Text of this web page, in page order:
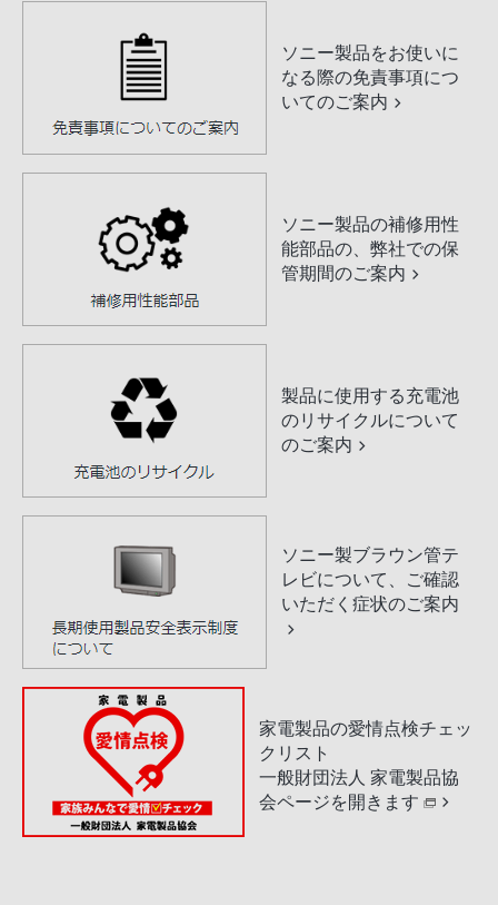
ソニー製品をお使いに
なる際の免責事項につ
いてのご案内
ソニー製品の補修用性
能部品の、弊社での保
管期間のご案内
製品に使用する充電池
のリサイクルについて
のご案内
ソニー製ブラウン管テ
レビについて、ご確認
いただく症状のご案内
家電製品の愛情点検チェッ
クリスト
一般財団法人 家電製品協
会ページを開きます